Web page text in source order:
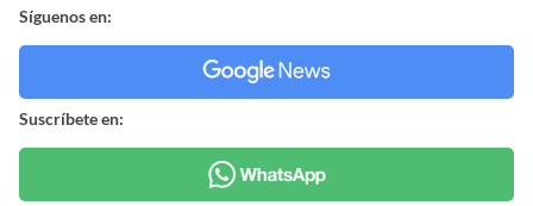
Síguenos en:
Suscríbete en: